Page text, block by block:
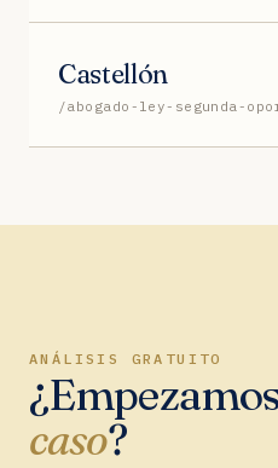
Castellón
/abogado-ley-segunda-
ANÁLISIS GRATUITO
caso?